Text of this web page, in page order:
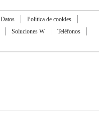
Política de cookies
Soluciones W
Teléfonos